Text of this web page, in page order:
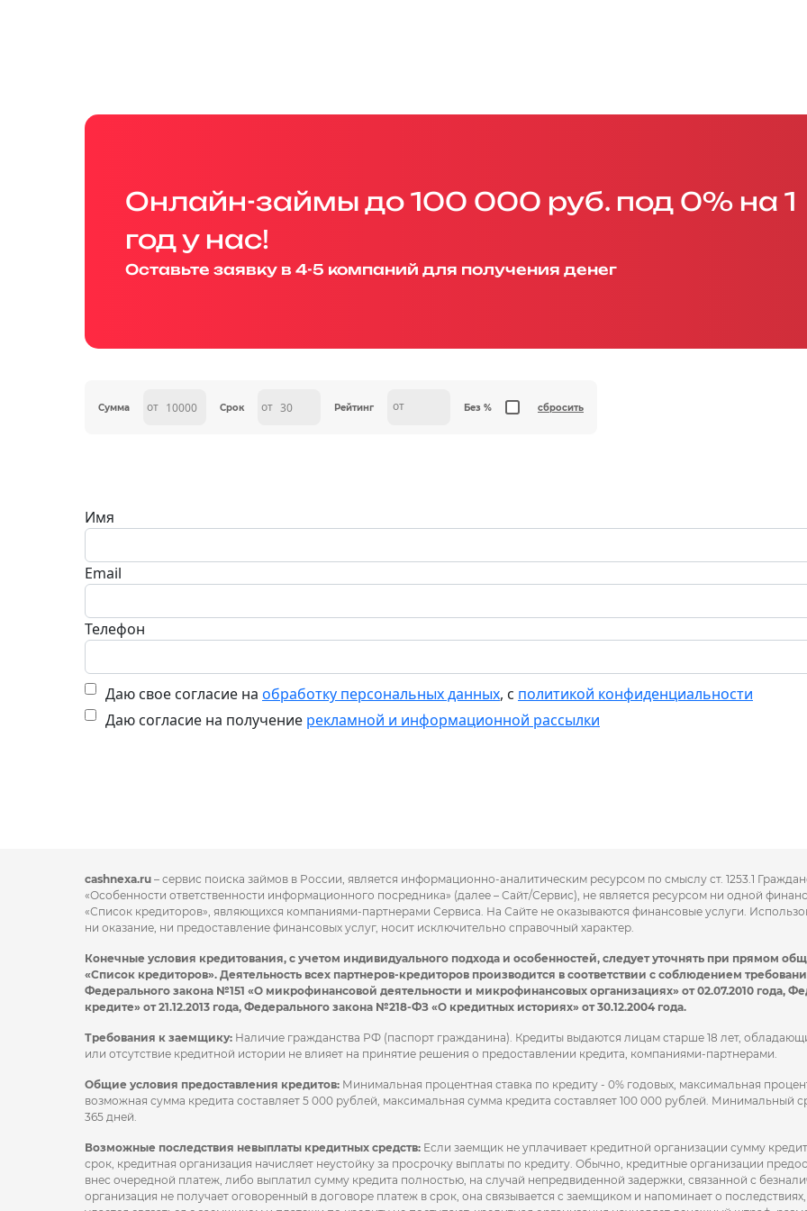
Онлайн-займы до 100 000 руб. под 0% на 1
год у нас!
Оставьте заявку в 4-5 компаний для получения денег
Сумма от Срок от Рейтинг от Без %
сбросить
Имя
Email
Телефон
Даю свое согласие на обработку персональных данных, с политикой конфиденциальности
Даю согласие на получение рекламной и информационной рассылки
cashnexa.ru – сервис поиска займов в России, является информационно-аналитическим ресурсом по смыслу ст. 1253.1
«Особенности ответственности информационного посредника» (далее – Сайт/Сервис), не является ресурсом ни одной
«Список кредиторов», являющихся компаниями-партнерами Сервиса. На Сайте не оказываются финансовые услуги.
ни оказание, ни предоставление финансовых услуг, носит исключительно справочный характер.
Конечные условия кредитования, с учетом индивидуального подхода и особенностей, следует уточнять при прямом
«Список кредиторов». Деятельность всех партнеров-кредиторов производится в соответствии с соблюдением
Федерального закона №151 «О микрофинансовой деятельности и микрофинансовых организациях» от 02.07.2010 года,
кредите» от 21.12.2013 года, Федерального закона №218-ФЗ «О кредитных историях» от 30.12.2004 года.
Требования к заемщику: Наличие гражданства РФ (паспорт гражданина). Кредиты выдаются лицам старше 18 лет,
или отсутствие кредитной истории не влияет на принятие решения о предоставлении кредита, компаниями-партнерами.
Общие условия предоставления кредитов: Минимальная процентная ставка по кредиту - 0% годовых, максимальная
возможная сумма кредита составляет 5 000 рублей, максимальная сумма кредита составляет 100 000 рублей. Минимальный
365 дней.
Возможные последствия невыплаты кредитных средств: Если заемщик не уплачивает кредитной организации сумму
срок, кредитная организация начисляет неустойку за просрочку выплаты по кредиту. Обычно, кредитные организации
внес очередной платеж, либо выплатил сумму кредита полностью, на случай непредвиденной задержки, связанной с
организация не получает оговоренный в договоре платеж в срок, она связывается с заемщиком и напоминает о